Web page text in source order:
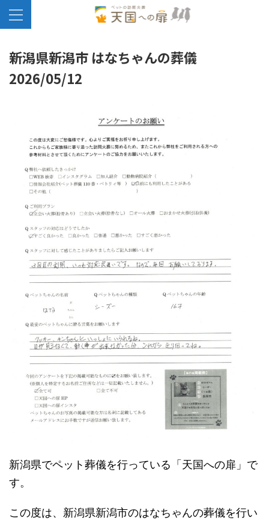
新潟県新潟市 はなちゃんの葬儀
2026/05/12
新潟県でペット葬儀を行っている「天国への扉」で
す。
この度は、新潟県新潟市のはなちゃんの葬儀を行い